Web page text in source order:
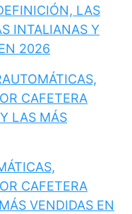
LAS
INTALIANAS Y
2026
CAFETERA
LAS MÁS
CAFETERA
VENDIDAS EN